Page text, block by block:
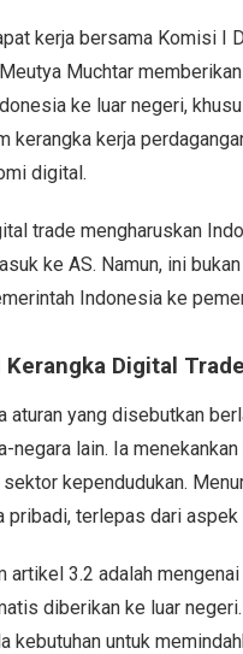
kerja bersama Komisi I
Muchtar
ke luar negeri,
kerangka kerja
digital.
trade mengharuskan
ke AS. Namun, ini
Indonesia ke
Digital Trade
aturan yang disebutkan
negara lain. Ia
sektor kependudukan.
pribadi, terlepas dari
artikel 3.2 adalah
diberikan ke luar
kebutuhan untuk